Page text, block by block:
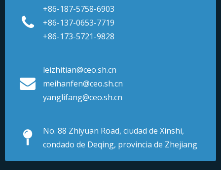
+86-187-5758-6903
+86-137-0653-7719
+86-173-5721-9828
leizhitian@ceo.sh.cn
meihanfen@ceo.sh.cn
yanglifang@ceo.sh.cn
No. 88 Zhiyuan Road, ciudad de Xinshi,
condado de Deqing, provincia de Zhejiang